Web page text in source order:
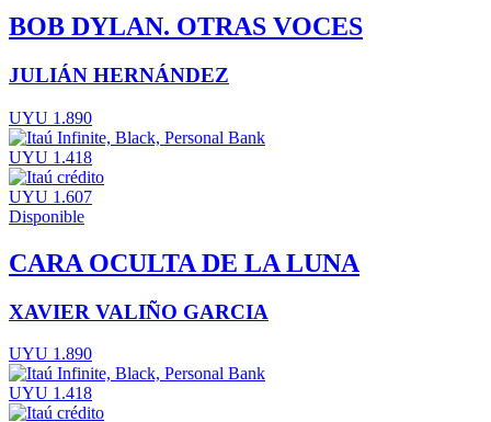
BOB DYLAN. OTRAS VOCES
JULIÁN HERNÁNDEZ
UYU 1.890
UYU 1.418
UYU 1.607
Disponible
CARA OCULTA DE LA LUNA
XAVIER VALIÑO GARCIA
UYU 1.890
UYU 1.418